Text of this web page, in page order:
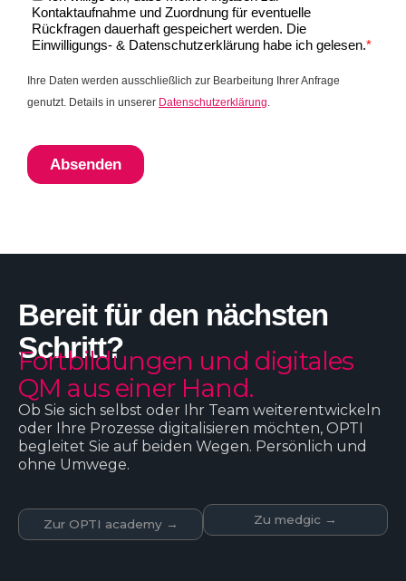
Bereit für den nächsten
Schritt?
Fortbildungen und digitales
QM aus einer Hand.
Ob Sie sich selbst oder Ihr Team weiterentwickeln
oder Ihre Prozesse digitalisieren möchten, OPTI
begleitet Sie auf beiden Wegen. Persönlich und
ohne Umwege.
Zur OPTI academy → Zu medgic →